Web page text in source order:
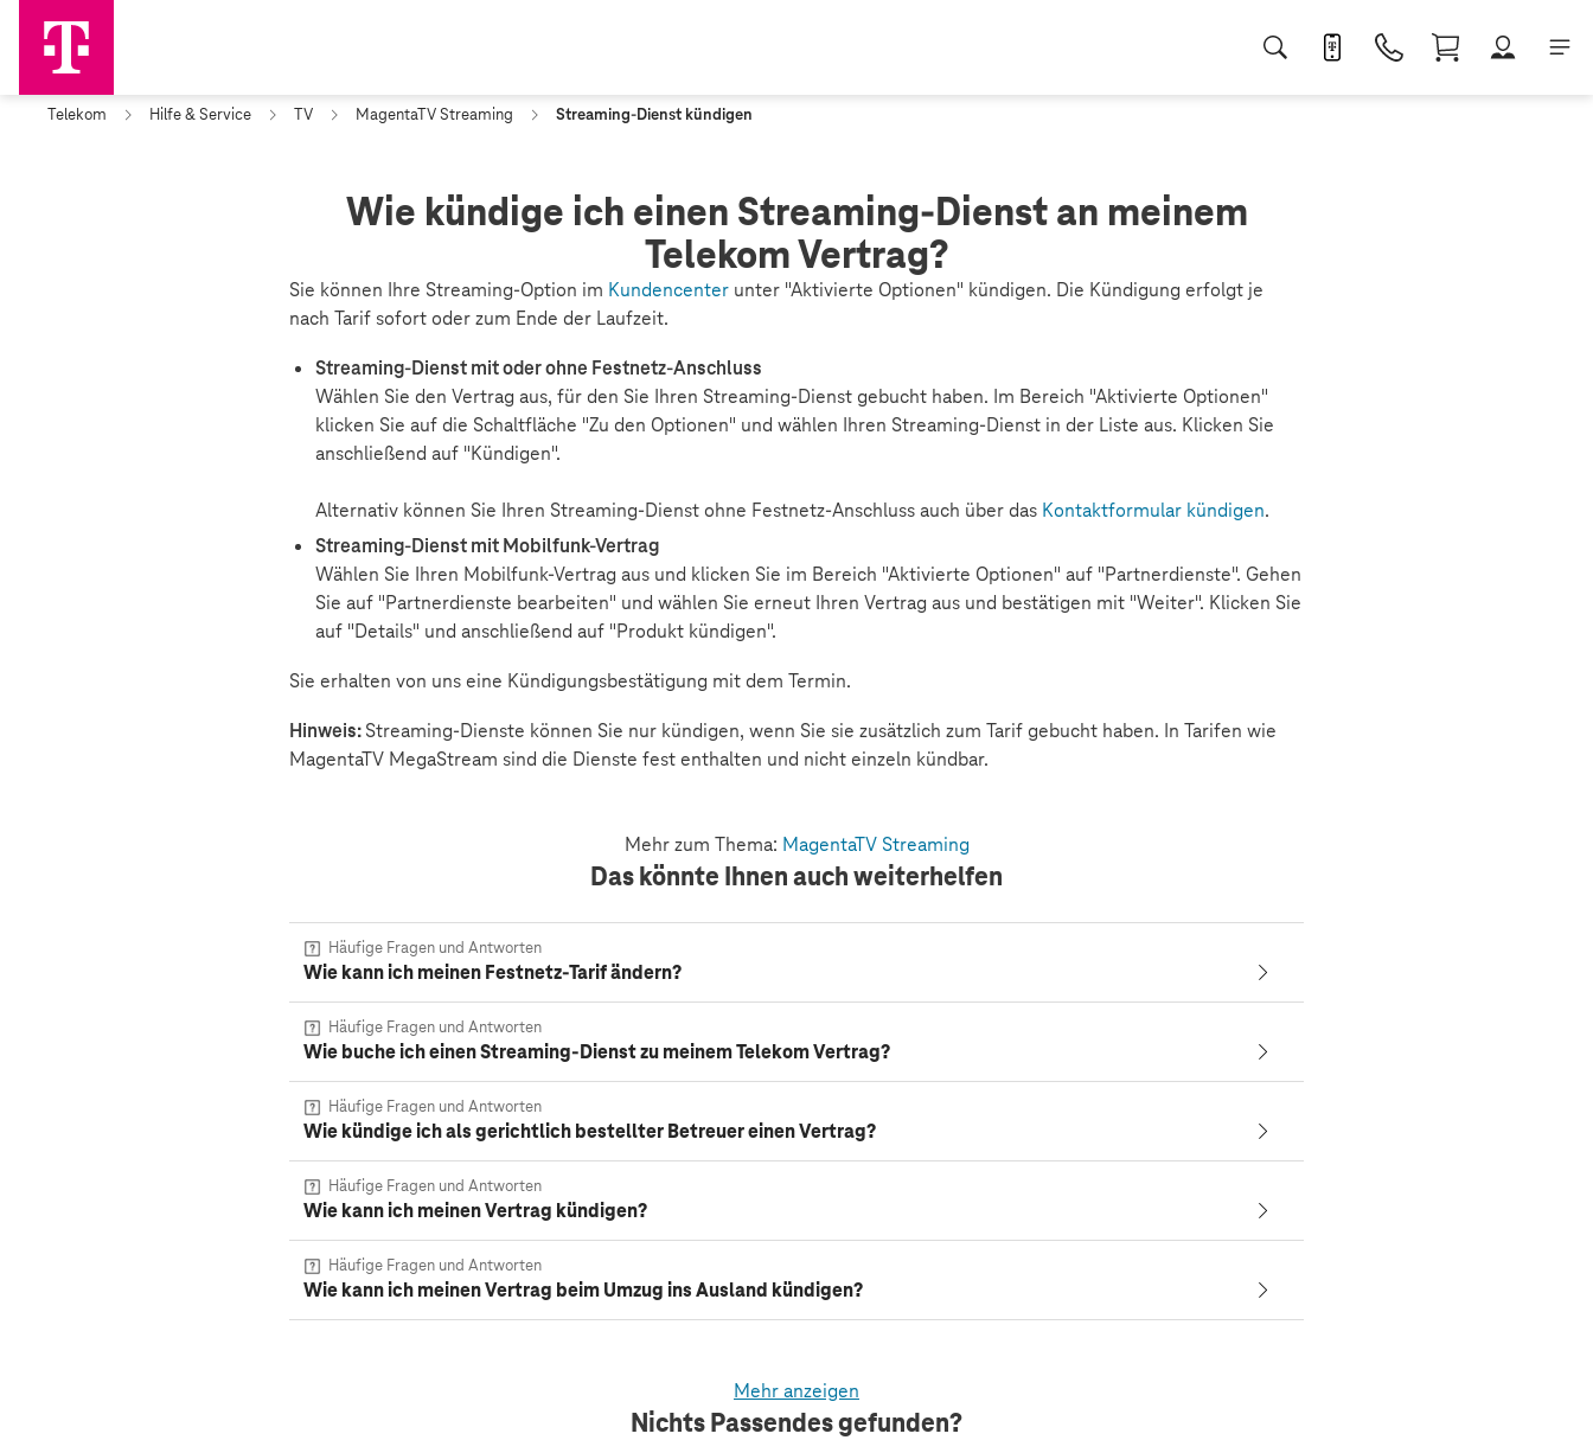
Telekom Hilfe & Service TV MagentaTV Streaming Streaming-Dienst kündigen
Wie kündige ich einen Streaming-Dienst an meinem
Telekom Vertrag?
Sie können Ihre Streaming-Option im Kundencenter unter "Aktivierte Optionen" kündigen. Die Kündigung erfolgt je
nach Tarif sofort oder zum Ende der Laufzeit.
Streaming-Dienst mit oder ohne Festnetz-Anschluss
Wählen Sie den Vertrag aus, für den Sie Ihren Streaming-Dienst gebucht haben. Im Bereich "Aktivierte Optionen"
klicken Sie auf die Schaltfläche "Zu den Optionen" und wählen Ihren Streaming-Dienst in der Liste aus. Klicken Sie
anschließend auf "Kündigen".
Alternativ können Sie Ihren Streaming-Dienst ohne Festnetz-Anschluss auch über das Kontaktformular kündigen.
Streaming-Dienst mit Mobilfunk-Vertrag
Wählen Sie Ihren Mobilfunk-Vertrag aus und klicken Sie im Bereich "Aktivierte Optionen" auf "Partnerdienste". Gehen
Sie auf "Partnerdienste bearbeiten" und wählen Sie erneut Ihren Vertrag aus und bestätigen mit "Weiter". Klicken Sie
auf "Details" und anschließend auf "Produkt kündigen".
Sie erhalten von uns eine Kündigungsbestätigung mit dem Termin.
Hinweis:Streaming-Dienste können Sie nur kündigen, wenn Sie sie zusätzlich zum Tarif gebucht haben. In Tarifen wie
MagentaTV MegaStream sind die Dienste fest enthalten und nicht einzeln kündbar.
Mehr zum Thema: MagentaTV Streaming
Das könnte Ihnen auch weiterhelfen
Häufige Fragen und Antworten
Wie kann ich meinen Festnetz-Tarif ändern?
Häufige Fragen und Antworten
Wie buche ich einen Streaming-Dienst zu meinem Telekom Vertrag?
Häufige Fragen und Antworten
Wie kündige ich als gerichtlich bestellter Betreuer einen Vertrag?
Häufige Fragen und Antworten
Wie kann ich meinen Vertrag kündigen?
Häufige Fragen und Antworten
Wie kann ich meinen Vertrag beim Umzug ins Ausland kündigen?
Mehr anzeigen
Nichts Passendes gefunden?